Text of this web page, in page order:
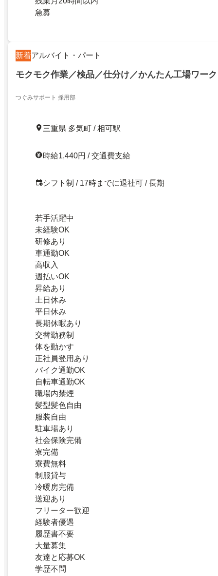
急募
新着アルバイト・パート
モクモク作業／検品／仕分け／かんたん工場ワーク
つぐみサポート 採用部
三重県 多気町 / 相可駅
時給1,440円 / 交通費支給
シフト制 / 17時までに退社可 / 長期
若手活躍中
未経験OK
研修あり
車通勤OK
高収入
週払いOK
昇給あり
土日休み
平日休み
長期休暇あり
交替勤務制
体を動かす
正社員登用あり
バイク通勤OK
自転車通勤OK
職場内禁煙
髪型髪色自由
服装自由
駐車場あり
社会保険完備
寮完備
寮費無料
制服貸与
冷暖房完備
送迎あり
フリーター歓迎
経験者優遇
履歴書不要
大量募集
友達と応募OK
学歴不問